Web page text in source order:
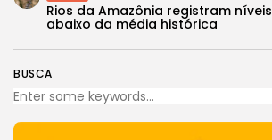
BUSCA
Rios da Amazônia registram níveis
abaixo da média histórica